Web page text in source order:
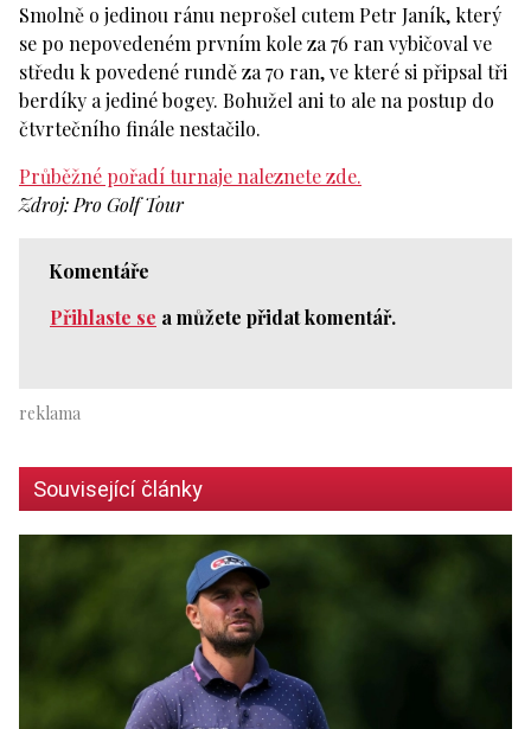
Smolně o jedinou ránu neprošel cutem Petr Janík, který
se po nepovedeném prvním kole za 76 ran vybičoval ve
středu k povedené rundě za 70 ran, ve které si připsal tři
berdíky a jediné bogey. Bohužel ani to ale na postup do
čtvrtečního finále nestačilo.
Průběžné pořadí turnaje naleznete zde.
Zdroj: Pro Golf Tour
Komentáře
Přihlaste se a můžete přidat komentář.
Související články